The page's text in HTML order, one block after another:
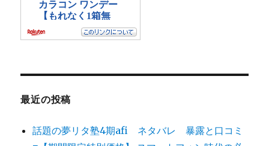
最近の投稿
話題の夢リタ塾4期afi ネタバレ 暴露と口コミ